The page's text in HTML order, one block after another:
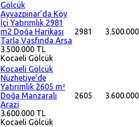
Gölcük
Ayvazpınar’da Köy
İçi Yatırımlık 2981
m2 Doğa Harikası
Tarla Vasfında Arsa
3.500.000 TL
Kocaeli Gölcük
2981
Kocaeli Gölcük
Nüzhetiye’de
Yatırımlık 2605 m²
Doğa Manzaralı
Arazi
3.600.000 TL
Kocaeli Gölcük
2605